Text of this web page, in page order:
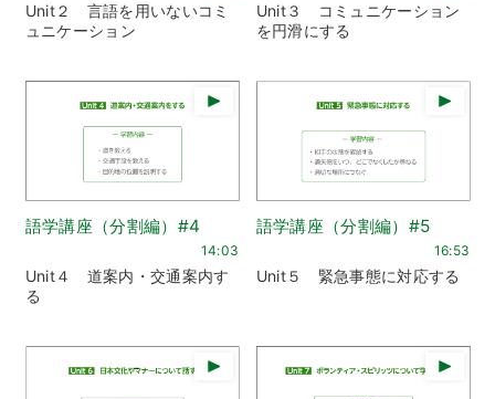
Unit２ 言語を用いないコミ
ュニケーション
Unit３ コミュニケーション
を円滑にする
語学講座（分割編）#4
14:03
Unit４ 道案内・交通案内す
る
語学講座（分割編）#5
16:53
Unit５ 緊急事態に対応する